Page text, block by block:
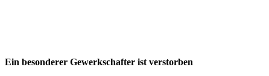
Ein besonderer Gewerkschafter ist verstorben